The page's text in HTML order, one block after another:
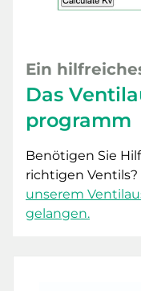
Ein
Das
programm
Benötigen Sie
richtigen Ventils?
unserem
gelangen.